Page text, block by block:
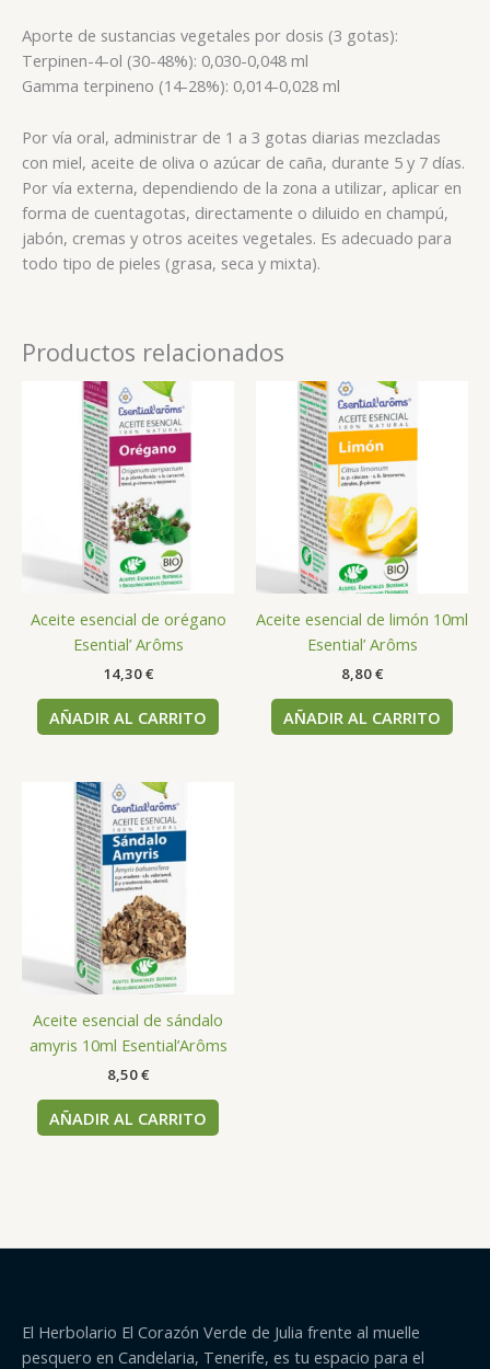
Aporte de sustancias vegetales por dosis (3 gotas):
Terpinen-4-ol (30-48%): 0,030-0,048 ml
Gamma terpineno (14-28%): 0,014-0,028 ml
Por vía oral, administrar de 1 a 3 gotas diarias mezcladas
con miel, aceite de oliva o azúcar de caña, durante 5 y 7 días.
Por vía externa, dependiendo de la zona a utilizar, aplicar en
forma de cuentagotas, directamente o diluido en champú,
jabón, cremas y otros aceites vegetales. Es adecuado para
todo tipo de pieles (grasa, seca y mixta).
Productos relacionados
Aceite esencial de orégano
Esential’ Arôms
14,30€
AÑADIR AL CARRITO
Aceite esencial de limón 10ml
Esential’ Arôms
8,80€
AÑADIR AL CARRITO
Aceite esencial de sándalo
amyris 10ml Esential’Arôms
8,50€
AÑADIR AL CARRITO
El Herbolario El Corazón Verde de Julia frente al muelle
pesquero en Candelaria, Tenerife, es tu espacio para el